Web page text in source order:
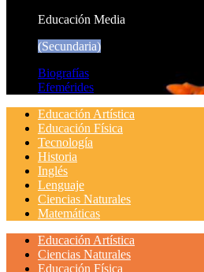
Educación Media
(Secundaria)
Biografías
Efemérides
Educación Artística
Educación Física
Tecnología
Historia
Inglés
Lenguaje
Ciencias Naturales
Matemáticas
Educación Artística
Ciencias Naturales
Educación Física